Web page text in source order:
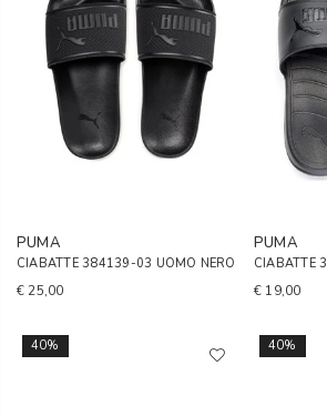
PUMA
CIABATTE 384139-03 UOMO NERO
€ 25,00
PUMA
CIABATTE
€ 19,00
40% 40%